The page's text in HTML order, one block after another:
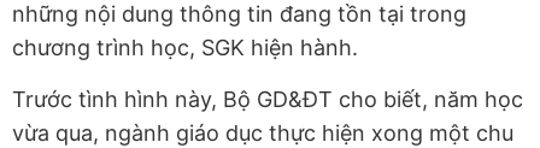
những nội dung thông tin đang tồn tại trong
chương trình học, SGK hiện hành.
Trước tình hình này, Bộ GD&ĐT cho biết, năm học
vừa qua, ngành giáo dục thực hiện xong một chu